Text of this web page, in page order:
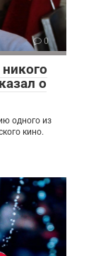
0
о
одного из
кино.